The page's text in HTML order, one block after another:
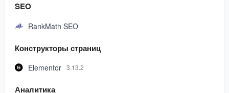
SEO
RankMath SEO
Конструкторы страниц
Elementor 3.13.2
Аналитика